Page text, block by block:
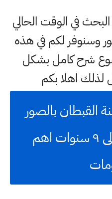
البحث في الوقت الحالي
وسنوفر لكم في هذه
شرح كامل بشكل
اهلا بكم
القبطان بالصور
للاطفال بعمر ٦ الى ٩ سنوات اهم